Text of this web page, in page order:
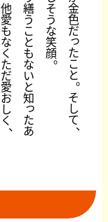
金
色
だ
っ
た
こ
と。
そ
し
て、
そ
う
な
笑
顔。
繕
う
こ
と
も
な
い
と
知
っ
た
あ
他
愛
も
な
く
た
だ
愛
お
し
く、